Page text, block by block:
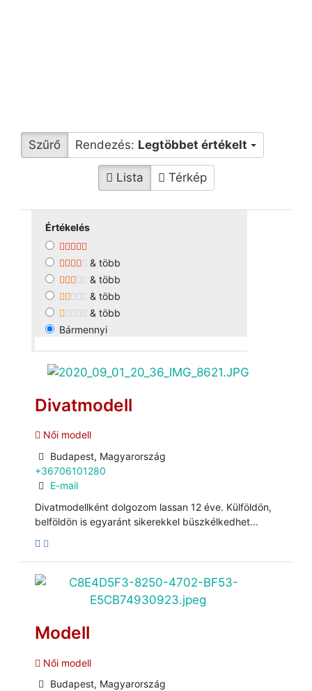
Szűrő Rendezés: Legtöbbet értékelt
Lista Térkép
Értékelés
& több
& több
& több
& több
Bármennyi
Divatmodell
Női modell
Budapest, Magyarország
+36706101280
E-mail
Divatmodellként dolgozom lassan 12 éve. Külföldön,
belföldön is egyaránt sikerekkel büszkélkedhet...
Modell
Női modell
Budapest, Magyarország